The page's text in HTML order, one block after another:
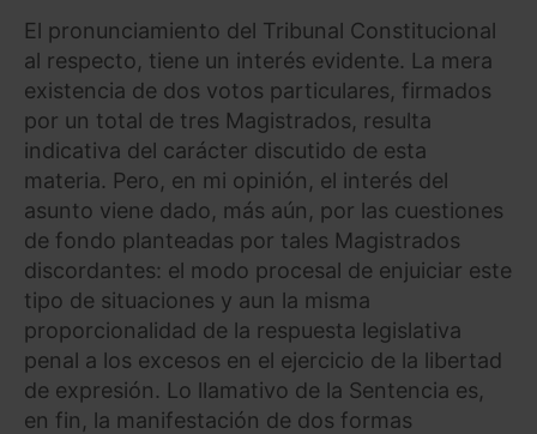
El pronunciamiento del Tribunal Constitucional
al respecto, tiene un interés evidente. La mera
existencia de dos votos particulares, firmados
por un total de tres Magistrados, resulta
indicativa del carácter discutido de esta
materia. Pero, en mi opinión, el interés del
asunto viene dado, más aún, por las cuestiones
de fondo planteadas por tales Magistrados
discordantes: el modo procesal de enjuiciar este
tipo de situaciones y aun la misma
proporcionalidad de la respuesta legislativa
penal a los excesos en el ejercicio de la libertad
de expresión. Lo llamativo de la Sentencia es,
en fin, la manifestación de dos formas